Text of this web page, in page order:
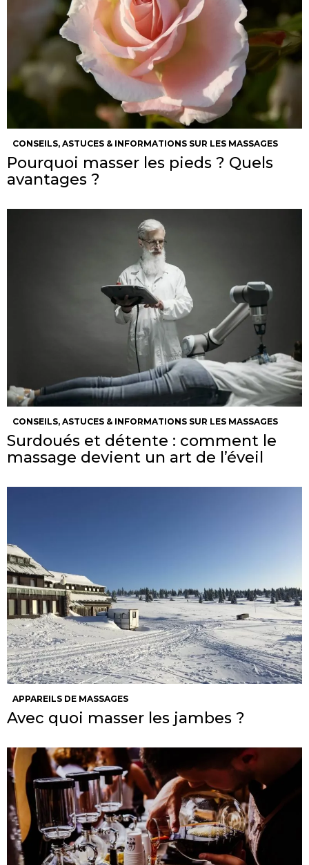
CONSEILS, ASTUCES & INFORMATIONS SUR LES MASSAGES
Pourquoi masser les pieds ? Quels
avantages ?
CONSEILS, ASTUCES & INFORMATIONS SUR LES MASSAGES
Surdoués et détente : comment le
massage devient un art de l’éveil
APPAREILS DE MASSAGES
Avec quoi masser les jambes ?